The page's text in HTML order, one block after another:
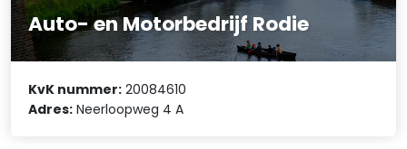
Auto- en Motorbedrijf Rodie
KvK nummer: 20084610
Adres: Neerloopweg 4 A